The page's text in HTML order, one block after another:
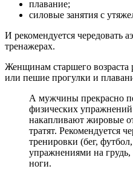
плавание;
силовые занятия с
И рекомендуется чередовать
тренажерах.
Женщинам старшего возраста
или пешие прогулки и
А мужчины прекрасно
физических
накапливают жировые
тратят. Рекомендуется
тренировки (бег,
упражнениями на грудь,
ноги.